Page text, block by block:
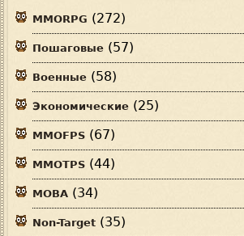
MMORPG (272)
Пошаговые (57)
Военные (58)
Экономические (25)
MMOFPS (67)
MMOTPS (44)
MOBA (34)
Non-Target (35)